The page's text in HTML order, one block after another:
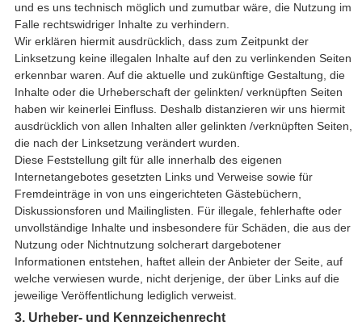
und es uns technisch möglich und zumutbar wäre, die Nutzung im
Falle rechtswidriger Inhalte zu verhindern.
Wir erklären hiermit ausdrücklich, dass zum Zeitpunkt der
Linksetzung keine illegalen Inhalte auf den zu verlinkenden Seiten
erkennbar waren. Auf die aktuelle und zukünftige Gestaltung, die
Inhalte oder die Urheberschaft der gelinkten/ verknüpften Seiten
haben wir keinerlei Einfluss. Deshalb distanzieren wir uns hiermit
ausdrücklich von allen Inhalten aller gelinkten /verknüpften Seiten,
die nach der Linksetzung verändert wurden.
Diese Feststellung gilt für alle innerhalb des eigenen
Internetangebotes gesetzten Links und Verweise sowie für
Fremdeinträge in von uns eingerichteten Gästebüchern,
Diskussionsforen und Mailinglisten. Für illegale, fehlerhafte oder
unvollständige Inhalte und insbesondere für Schäden, die aus der
Nutzung oder Nichtnutzung solcherart dargebotener
Informationen entstehen, haftet allein der Anbieter der Seite, auf
welche verwiesen wurde, nicht derjenige, der über Links auf die
jeweilige Veröffentlichung lediglich verweist.
3. Urheber- und Kennzeichenrecht